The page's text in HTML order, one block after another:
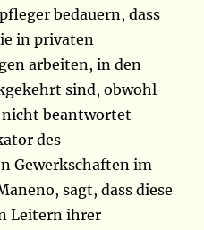
bedauern, dass
in privaten
arbeiten, in den
sind, obwohl
beantwortet
des
Gewerkschaften im
sagt, dass diese
Leitern ihrer